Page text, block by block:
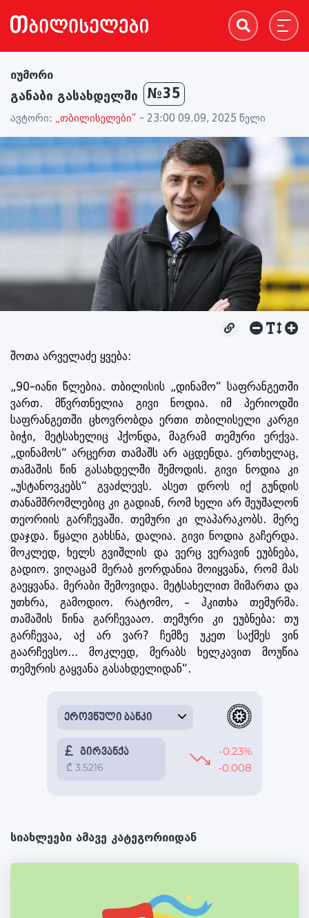
იუმორი
განაბი გასახდელში №35
ავტორი: „თბილისელები“ - 23:00 09.09, 2025 წელი
შოთა არველაძე ყვება:
„90-იანი წლებია. თბილისის „დინამო“ საფრანგეთში
ვართ. მწვრთნელია გივი ნოდია. იმ პერიოდში
საფრანგეთში ცხოვრობდა ერთი თბილისელი კარგი
ბიჭი, მეტსახელიც ჰქონდა, მაგრამ თემური ერქვა.
„დინამოს“ არცერთ თამაშს არ აცდენდა. ერთხელაც,
თამაშის წინ გასახდელში შემოდის. გივი ნოდია კი
„უსტანოვკებს“ გვაძლევს. ასეთ დროს იქ გუნდის
თანამშრომლებიც კი გადიან, რომ ხელი არ შეუშალონ
თეორიის გარჩევაში. თემური კი ლაპარაკობს. მერე
დაჯდა. წყალი გახსნა, დალია. გივი ნოდია გაჩერდა.
მოკლედ, ხელს გვიშლის და ვერც ვერავინ ეუბნება,
გადიო. ვიღაცამ მერაბ ჟორდანია მოიყვანა, რომ მას
გაეყვანა. მერაბი შემოვიდა. მეტსახელით მიმართა და
უთხრა, გამოდიო. რატომო, – ჰკითხა თემურმა.
თამაშის წინა გარჩევააო. თემური კი ეუბნება: თუ
გარჩევაა, აქ არ ვარ? ჩემზე უკეთ საქმეს ვინ
გაარჩევსო... მოკლედ, მერაბს ხელკავით მოუწია
თემურის გაყვანა გასახდელიდან“.
სიახლეები ამავე კატეგორიიდან